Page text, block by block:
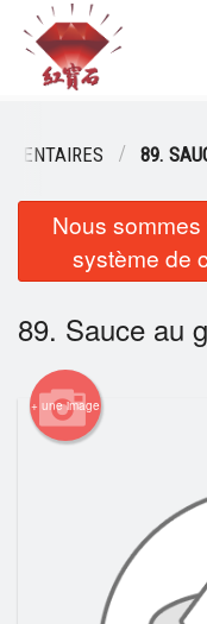
Commander en ligne
Emplacement
Français
Connection
Inscription
89.
Nous
système de
89. Sauce au
+ une image